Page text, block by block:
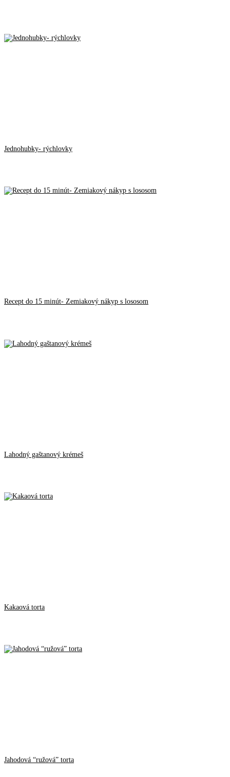
Jednohubky- rýchlovky
Recept do 15 minút- Zemiakový nákyp s lososom
Lahodný gaštanový krémeš
Kakaová torta
Jahodová “ružová” torta